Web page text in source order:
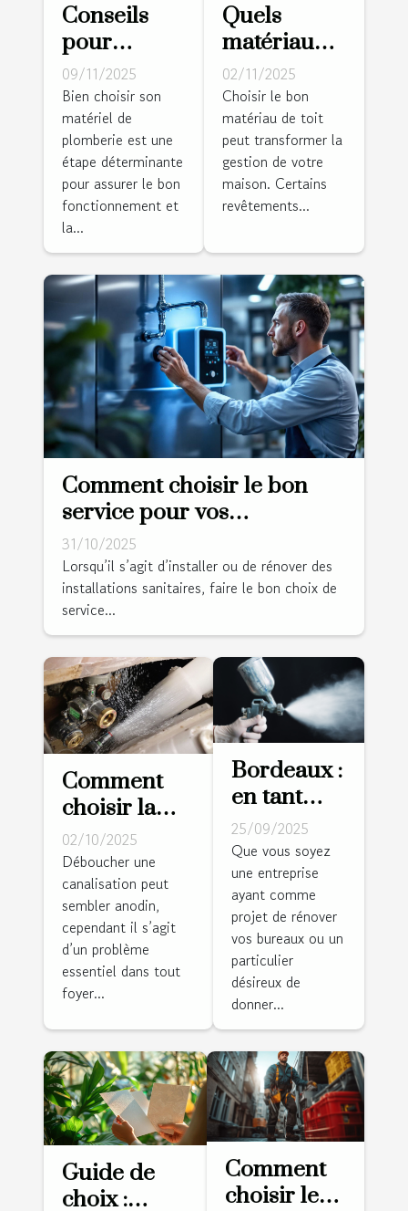
Conseils
pour
choisir le
matériel de
plomberie
adapté à
vos besoins
09/11/2025
Bien choisir son
matériel de
plomberie est une
étape déterminante
pour assurer le bon
fonctionnement et
la...
Quels
matériaux
de toit
nécessitent
le moins
d'entretien
?
02/11/2025
Choisir le bon
matériau de toit
peut transformer la
gestion de votre
maison. Certains
revêtements...
Comment choisir le bon
service pour vos
installations sanitaires ?
31/10/2025
Lorsqu’il s’agit d’installer ou de rénover des
installations sanitaires, faire le bon choix de
service...
Comment
choisir la
meilleure
méthode
pour
déboucher
vos
canalisations
?
02/10/2025
Déboucher une
canalisation peut
sembler anodin,
cependant il s’agit
d’un problème
essentiel dans tout
foyer...
Bordeaux :
en tant
que
peintre
qualifié,
tout le
monde fait
confiance
à Micazza !
25/09/2025
Que vous soyez
une entreprise
ayant comme
projet de rénover
vos bureaux ou un
particulier
désireux de
donner...
Guide de
choix :
Comment
choisir le